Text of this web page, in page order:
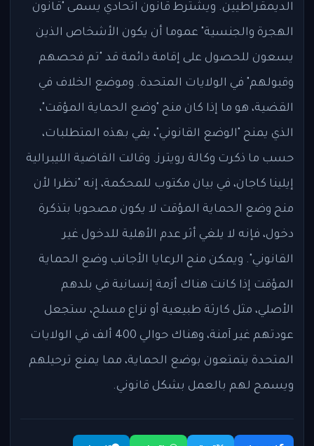
الديمقراطيين. ويشترط قانون اتحادي يسمى "قانون
الهجرة والجنسية" عموما أن يكون الأشخاص الذين
يسعون للحصول على إقامة دائمة قد "تم فحصهم
وقبولهم" في الولايات المتحدة. وموضع الخلاف في
القضية، هو ما إذا كان منح "وضع الحماية المؤقت"،
الذي يمنح "الوضع القانوني"، يفي بهذه المتطلبات،
حسب ما ذكرت وكالة رويترز. وقالت القاضية الليبرالية
إيلينا كاجان، في بيان مكتوب للمحكمة، إنه "نظرا لأن
منح وضع الحماية المؤقت لا يكون مصحوبا بتذكرة
دخول، فإنه لا يلغي أثر عدم الأهلية للدخول غير
القانوني". ويمكن منح الرعايا الأجانب وضع الحماية
المؤقت إذا كانت هناك أزمة إنسانية في بلدهم
الأصلي، مثل كارثة طبيعية أو نزاع مسلح، ستجعل
عودتهم غير آمنة، وهناك حوالي 400 ألف في الولايات
المتحدة يتمتعون بوضع الحماية، مما يمنع ترحيلهم
ويسمح لهم بالعمل بشكل قانوني.